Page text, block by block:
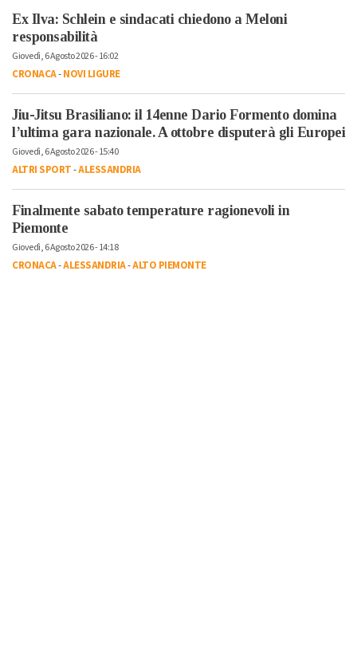
Ex Ilva: Schlein e sindacati chiedono a Meloni
responsabilità
Giovedì, 6 Agosto 2026 - 16:02
CRONACA-NOVI LIGURE
Jiu-Jitsu Brasiliano: il 14enne Dario Formento domina
l’ultima gara nazionale. A ottobre disputerà gli Europei
Giovedì, 6 Agosto 2026 - 15:40
ALTRI SPORT-ALESSANDRIA
Finalmente sabato temperature ragionevoli in
Piemonte
Giovedì, 6 Agosto 2026 - 14:18
CRONACA-ALESSANDRIA-ALTO PIEMONTE